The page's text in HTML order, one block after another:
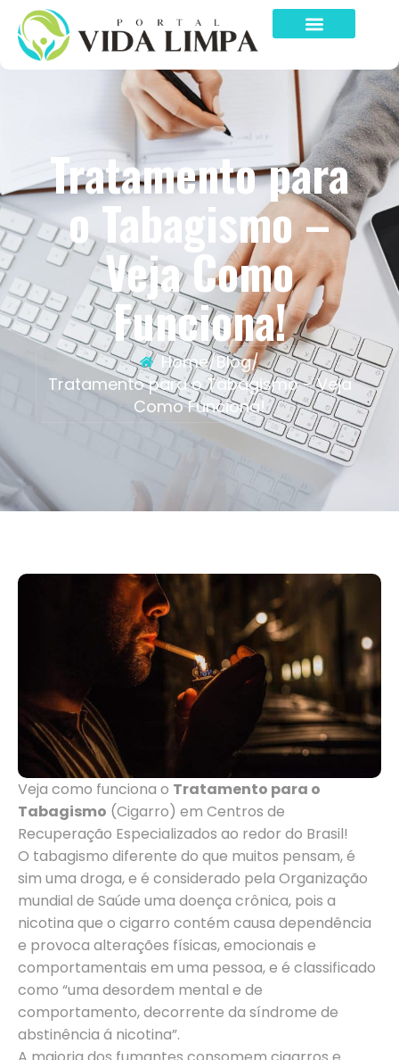
Tratamento para
o Tabagismo –
Veja Como
Funciona!
Home/Blog/
Tratamento para o Tabagismo – Veja
Como Funciona!
Veja como funciona o Tratamento para o
Tabagismo (Cigarro) em Centros de
Recuperação Especializados ao redor do Brasil!
O tabagismo diferente do que muitos pensam, é
sim uma droga, e é considerado pela Organização
mundial de Saúde uma doença crônica, pois a
nicotina que o cigarro contém causa dependência
e provoca alterações físicas, emocionais e
comportamentais em uma pessoa, e é classificado
como “uma desordem mental e de
comportamento, decorrente da síndrome de
abstinência á nicotina”.